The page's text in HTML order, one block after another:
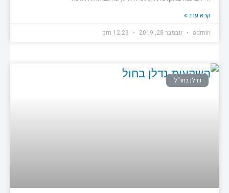
קרא עוד »
admin
נובמבר 28, 2019
נדלן בחו"ל